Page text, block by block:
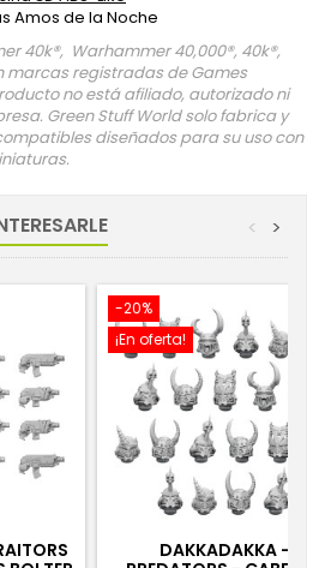
Amos de la Noche
40k®, Warhammer 40,000®, 40k®,
marcas registradas de Games
no está afiliado, autorizado ni
Green Stuff World solo fabrica y
diseñados para su uso con
>
<
-20%
¡En oferta!
DAKKADAKKA -